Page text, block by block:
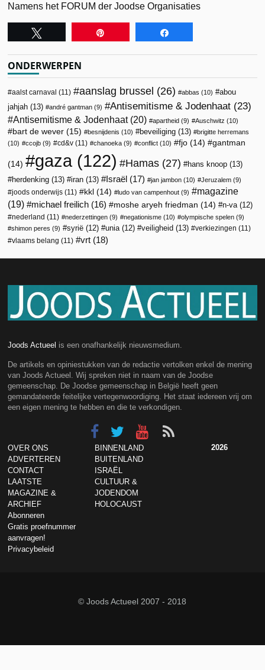
Namens het FORUM der Joodse Organisaties
ONDERWERPEN
aalst carnaval (11) aanslag brussel (26) abbas (10)
abou
jahjah (13) andré gantman (9) Antisemitisme & Jodenhaat (23)
Antisemitisme & Jodenhaat(20) apartheid (9) Auschwitz (10)
bart de wever (15) besnijdenis (10) beveiliging (13)
brigitte herremans
(10)
ccojb (9) cd&v (11) chanoeka (9) conflict (10) fjo (14) gantman
(14) gaza (122) Hamas (27) hans knoop (13)
herdenking (13) iran (13) Israël (17) jan jambon (10) Jeruzalem (9)
joods onderwijs (11) kkl (14) ludo van campenhout (9)
magazine
(19)
michael freilich (16) moshe aryeh friedman (14) n-va (12)
nederland (11) nederzettingen (9) negationisme (10) olympische spelen (9)
shimon peres (9) syrië (12) unia (12) veiligheid (13) verkiezingen (11)
vlaams belang (11) vrt (18)
Joods Actueel is een onafhankelijk nieuwsmedium.
De artikels en opiniestukken van de redactie vertolken enkel de mening
van Joods Actueel. Wij spreken niet in naam van de Joodse
gemeenschap. De Joodse gemeenschap in België heeft geen
gemandateerde feitelijke vertegenwoordiging. Het staat iedereen vrij om
een eigen mening te hebben en die te verkondigen.
OVER ONS
ADVERTEREN
CONTACT
LAATSTE
MAGAZINE &
ARCHIEF
Abonneren
Gratis proefnummer
aanvragen!
Privacybeleid
BINNENLAND
BUITENLAND
ISRAËL
CULTUUR &
JODENDOM
HOLOCAUST
2026
© Joods Actueel 2007 - 2018